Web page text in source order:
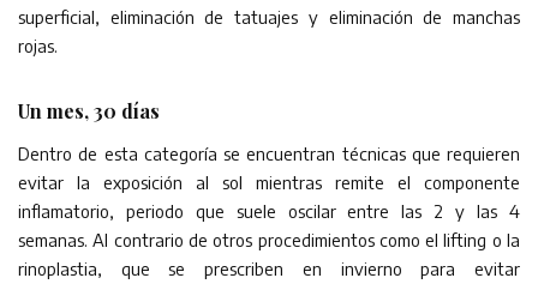
superficial, eliminación de tatuajes y eliminación de manchas
rojas.
Un mes, 30 días
Dentro de esta categoría se encuentran técnicas que requieren
evitar la exposición al sol mientras remite el componente
inflamatorio, periodo que suele oscilar entre las 2 y las 4
semanas. Al contrario de otros procedimientos como el lifting o la
rinoplastia, que se prescriben en invierno para evitar